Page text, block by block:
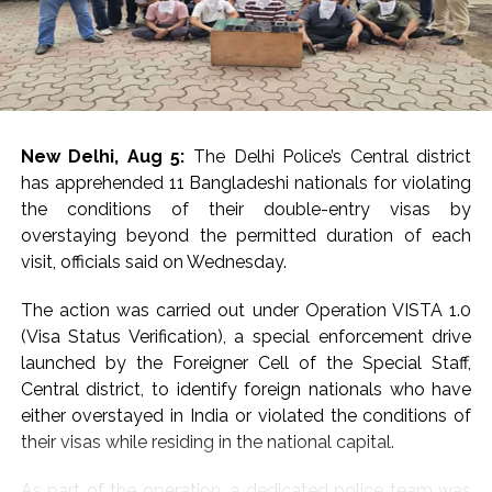
actual information or were intended to create panic.
Police officials said the matter is being investigated and
urged citizens not to believe unverified information
circulating on social media platforms.
Mumbai Police appealed to people to remain calm and
rely only on official communication from authorities
regarding any security-related developments. Officials
also stressed that spreading rumours or sharing
unverified claims could create unnecessary fear among
The investigation into the social media post is currently
underway, and further action will be taken based on the
findings of the enquiry. Authorities have not confirmed
any specific threat at this stage and continue to verify
all aspects related to the post.
New Delhi, Aug 5: The Delhi Police’s Central district
has apprehended 11 Bangladeshi nationals for violating
the conditions of their double-entry visas by
overstaying beyond the permitted duration of each
visit, officials said on Wednesday.
The action was carried out under Operation VISTA 1.0
(Visa Status Verification), a special enforcement drive
launched by the Foreigner Cell of the Special Staff,
Central district, to identify foreign nationals who have
either overstayed in India or violated the conditions of
their visas while residing in the national capital.